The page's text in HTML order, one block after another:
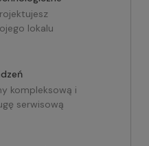
lokalu
kompleksową i
serwisową